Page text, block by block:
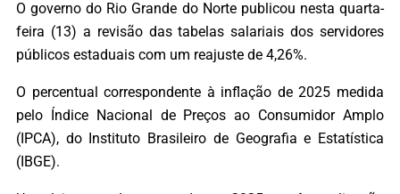
O governo do Rio Grande do Norte publicou nesta quarta-
feira (13) a revisão das tabelas salariais dos servidores
públicos estaduais com um reajuste de 4,26%.
O percentual correspondente à inflação de 2025 medida
pelo Índice Nacional de Preços ao Consumidor Amplo
(IPCA), do Instituto Brasileiro de Geografia e Estatística
(IBGE).